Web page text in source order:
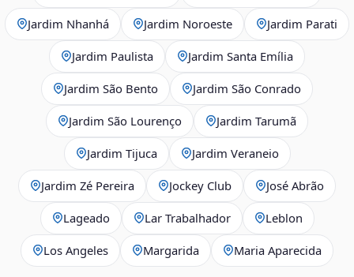
Jardim Nhanhá Jardim Noroeste Jardim Parati
Jardim Paulista Jardim Santa Emília
Jardim São Bento Jardim São Conrado
Jardim São Lourenço Jardim Tarumã
Jardim Tijuca Jardim Veraneio
Jardim Zé Pereira Jockey Club José Abrão
Lageado Lar Trabalhador Leblon
Los Angeles Margarida Maria Aparecida